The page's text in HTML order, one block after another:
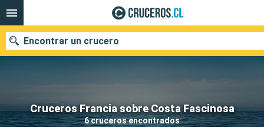
Cruceros Francia sobre Costa Fascinosa
6 cruceros encontrados
Encontrar un crucero
Nuestros destinos